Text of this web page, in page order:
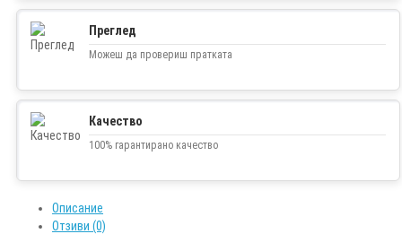
Преглед
Можеш да провериш пратката
Качество
100% гарантирано качество
Описание
Отзиви (0)